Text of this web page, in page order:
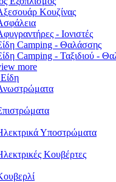
Κουζίνας
- Ιονιστές
Camping - Θαλάσσης
Camping - Ταξιδιού -
more
Υποστρώματα
Κουβέρτες